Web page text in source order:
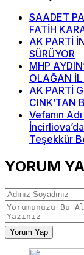
SAADET
FATİH
AK PARTİ
SÜRÜYOR
MHP
OLAĞAN İL
AK PARTİ
CINK’TAN
Vefanın
Teşekkür
YORUM
Yorum Yap